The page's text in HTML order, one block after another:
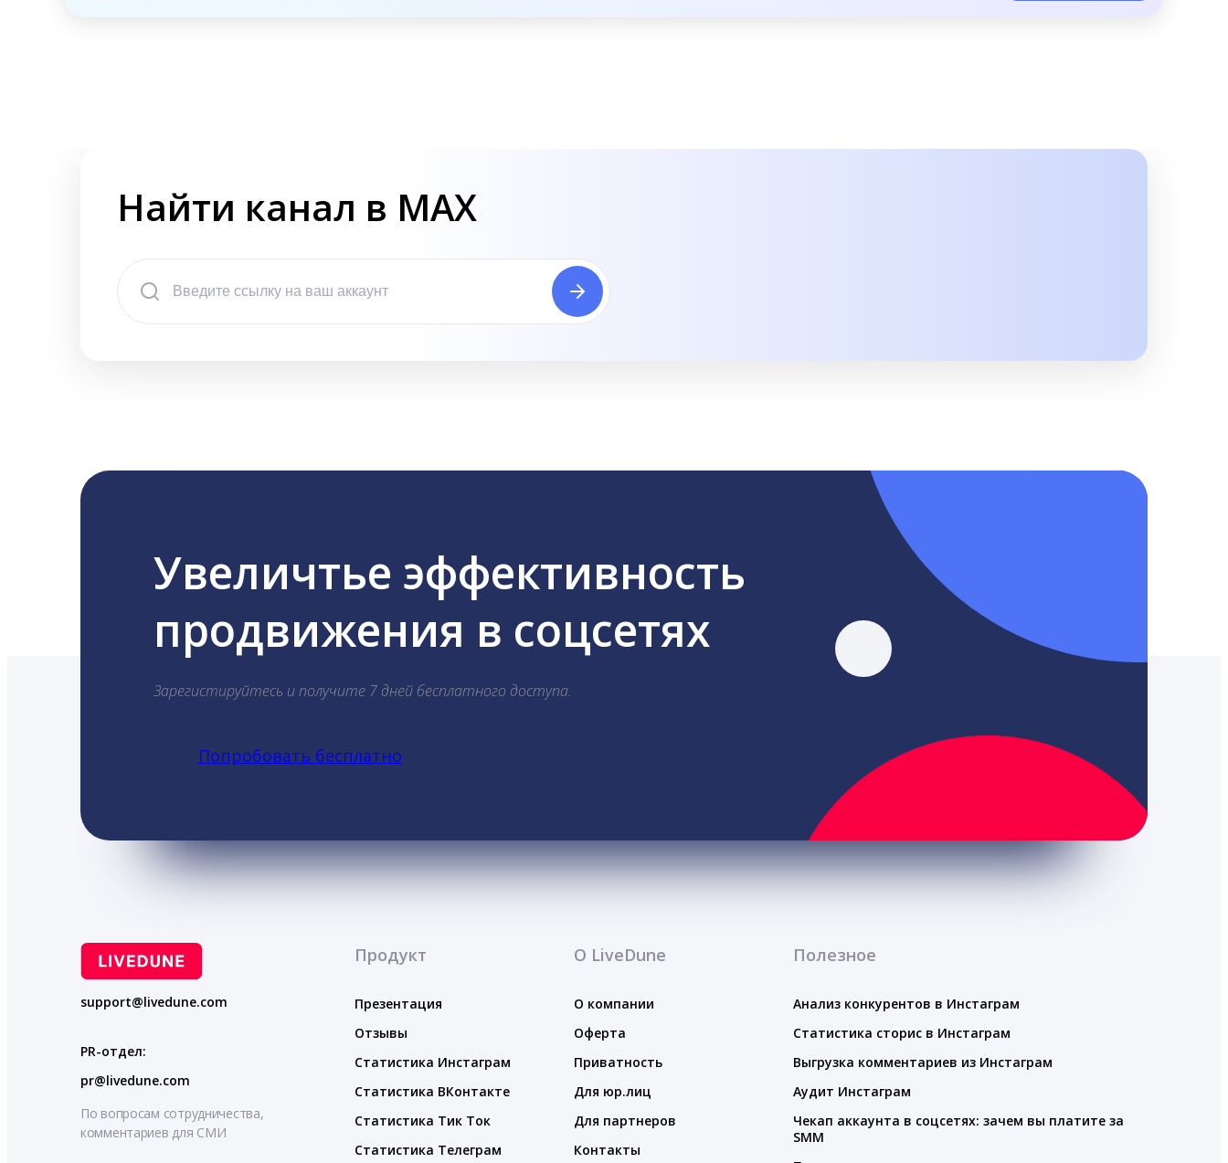
Найти канал в MAX
Увеличтье эффективность
продвижения в соцсетях
Зарегистируйтесь и получите 7 дней бесплатного доступа.
Попробовать бесплатно
support@livedune.com
PR-отдел:
pr@livedune.com
По вопросам сотрудничества,
комментариев для СМИ
Продукт
Презентация
Отзывы
Статистика Инстаграм
Статистика ВКонтакте
Статистика Тик Ток
Статистика Телеграм
О LiveDune
О компании
Оферта
Приватность
Для юр.лиц
Для партнеров
Контакты
Полезное
Анализ конкурентов в Инстаграм
Статистика сторис в Инстаграм
Выгрузка комментариев из Инстаграм
Аудит Инстаграм
Чекап аккаунта в соцсетях: зачем вы платите за
SMM